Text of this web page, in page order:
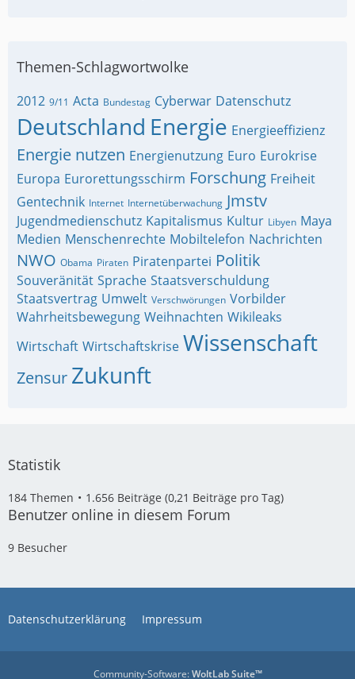
Themen-Schlagwortwolke
2012 9/11 Acta Bundestag Cyberwar Datenschutz
Deutschland Energie Energieeffizienz
Energie nutzen Energienutzung Euro Eurokrise
Europa Eurorettungsschirm Forschung Freiheit
Gentechnik Internet Internetüberwachung Jmstv
Jugendmedienschutz Kapitalismus Kultur Libyen Maya
Medien Menschenrechte Mobiltelefon Nachrichten
NWO Obama Piraten Piratenpartei Politik
Souveränität Sprache Staatsverschuldung
Staatsvertrag Umwelt Verschwörungen Vorbilder
Wahrheitsbewegung Weihnachten Wikileaks
Wirtschaft Wirtschaftskrise Wissenschaft
Zensur Zukunft
Statistik
184 Themen 1.656 Beiträge (0,21 Beiträge pro Tag)
Benutzer online in diesem Forum
9 Besucher
Datenschutzerklärung Impressum
Community-Software:WoltLab Suite™